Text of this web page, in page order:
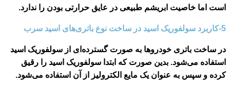
است اما خاصیت ابریشم طبیعی در عایق حرارتی بودن را ندارد.
5-کاربرد سولفوریک اسید در ساخت نوع باتری‌های اسید سرب
در ساخت باتری خودروها به صورت گسترده‌ای از سولفوریک اسید
استفاده می‌شود. بدین صورت که ابتدا سولفوریک اسید را رقیق
کرده و سپس به عنوان یک مایع الکترولیز از آن استفاده می‌شود.